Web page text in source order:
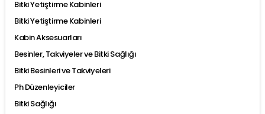
Bitki Yetiştirme Kabinleri
Bitki Yetiştirme Kabinleri
Kabin Aksesuarları
Besinler, Takviyeler ve Bitki Sağlığı
Bitki Besinleri ve Takviyeleri
Ph Düzenleyiciler
Bitki Sağlığı